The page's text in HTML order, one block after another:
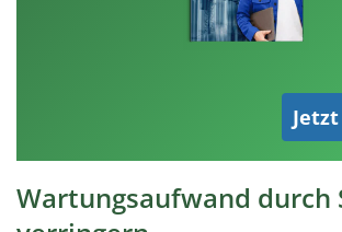
Wartungsaufwand durch